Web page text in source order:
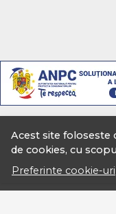
Team Feeder By
Technomagic
Tica
Trabucco
Trakko
Acest site foloseste
de cookies, cu
Preferinte cookie-uri